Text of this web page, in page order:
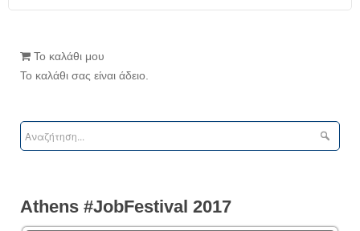
Το καλάθι μου
Το καλάθι σας είναι άδειο.
Athens #JobFestival 2017